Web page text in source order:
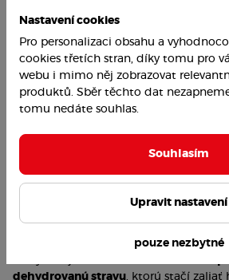
Plánovanie zásob a trvanlivé
dehydrovanú stravu, ktorú stačí zaliať
Nastavení cookies
Pro personalizaci obsahu a
cookies třetích stran, díky tomu pro
webu i mimo něj zobrazovat
produktů. Sběr těchto dat
tomu nedáte souhlas.
Souhlasím
Upravit nastavení
pouze nezbytné